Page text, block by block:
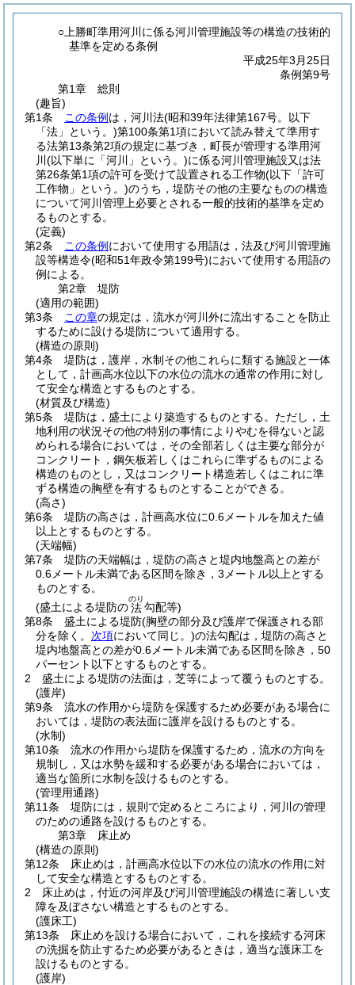
○上勝町準用河川に係る河川管理施設等の構造の技術的
基準を定める条例
平成25年3月25日
条例第9号
第1章
総則
(趣旨)
第1条
この条例 は，河川法(昭和39年法律第167号。以下
「法」という。)第100条第1項において読み替えて準用す
る法第13条第2項の規定に基づき，町長が管理する準用河
川 (以下単に「河川」という。)に係る河川管理施設又は法
第26条第1項の許可を受けて設置される工作物(以下「許可
工作物」という。)のうち，堤防その他の主要なものの構造
について河川管理上必要とされる一般的技術的基準を定め
るものとする。
(定義)
第2条
この条例 において使用する用語は，法及び河川管理施
設等構造令(昭和51年政令第199号)において使用する用語の
例による。
第2章
堤防
(適用の範囲)
第3条
この章の規定は，流水が河川外に流出することを防止
するために設ける堤防について適用する。
(構造の原則)
第4条
堤防は，護岸，水制その他これらに類する施設と一体
として，計画高水位以下の水位の流水の通常の作用に対し
て安全な構造とするものとする。
(材質及び構造)
第5条
堤防は，盛土により築造するものとする。 ただし，土
地利用の状況その他の特別の事情によりやむを得ないと認
められる場合においては，その全部若しくは主要な部分が
コンクリート，鋼矢板若しくはこれらに準ずるものによる
構造のものとし，又はコンクリート構造若しくはこれに準
ずる構造の胸壁を有するものとすることができる。
(高さ)
第6条
堤防の高さは，計画高水位に0.6メートルを加えた値
以上とするものとする。
(天端幅)
第7条
堤防の天端幅は，堤防の高さと堤内地盤高との差が
0.6メートル未満である区間を除き，3メートル以上とする
ものとする。
(盛土による堤防の法
のり
勾配等)
第8条
盛土による堤防(胸壁の部分及び護岸で保護される部
分を除く。 次項において同じ。)の法勾配は，堤防の高さと
堤内地盤高との差が0.6メートル未満である区間を除き，50
パーセント以下とするものとする。
2
盛土による堤防の法面は，芝等によって覆うものとする。
(護岸)
第9条
流水の作用から堤防を保護するため必要がある場合に
おいては，堤防の表法面に護岸を設けるものとする。
(水制)
第10条
流水の作用から堤防を保護するため，流水の方向を
規制し，又は水勢を緩和する必要がある場合においては，
適当な箇所に水制を設けるものとする。
(管理用通路)
第11条
堤防には，規則で定めるところにより，河川の管理
のための通路を設けるものとする。
第3章
床止め
(構造の原則)
第12条
床止めは，計画高水位以下の水位の流水の作用に対
して安全な構造とするものとする。
2
床止めは，付近の河岸及び河川管理施設の構造に著しい支
障を及ぼさない構造とするものとする。
(護床工)
第13条
床止めを設ける場合において，これを接続する河床
の洗掘を防止するため必要があるときは，適当な護床工を
設けるものとする。
(護岸)